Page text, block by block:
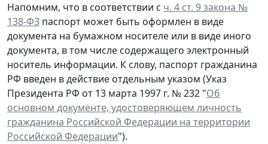
Напомним, что в соответствии с ч. 4 ст. 9 закона №
138-ФЗ паспорт может быть оформлен в виде
документа на бумажном носителе или в виде иного
документа, в том числе содержащего электронный
носитель информации. К слову, паспорт гражданина
РФ введен в действие отдельным указом (Указ
Президента РФ от 13 марта 1997 г. № 232 "Об
основном документе, удостоверяющем личность
гражданина Российской Федерации на территории
Российской Федерации").